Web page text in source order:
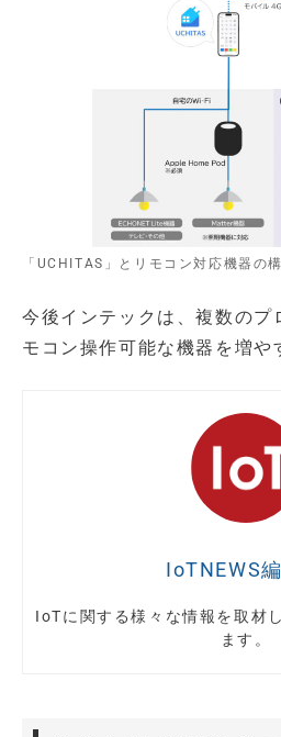
「UCHITAS」とリモコン対応機器の
今後インテックは、複数のプ
モコン操作可能な機器を増や
IoTNEWS
IoTに関する様々な情報を取材
ます。